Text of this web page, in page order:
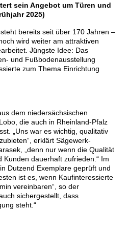
sein Angebot um Türen und
2025)
bereits seit über 170 Jahren –
wird weiter am attraktiven
Jüngste Idee: Das
und Fußbodenausstellung
zum Thema Einrichtung
dem niedersächsischen
die auch in Rheinland-Pfalz
„Uns war es wichtig, qualitativ
erklärt Sägewerk-
„denn nur wenn die Qualität
Kunden dauerhaft zufrieden.“ Im
Dutzend Exemplare geprüft und
ist es, wenn Kaufinteressierte
vereinbaren“, so der
sichergestellt, dass
steht.“